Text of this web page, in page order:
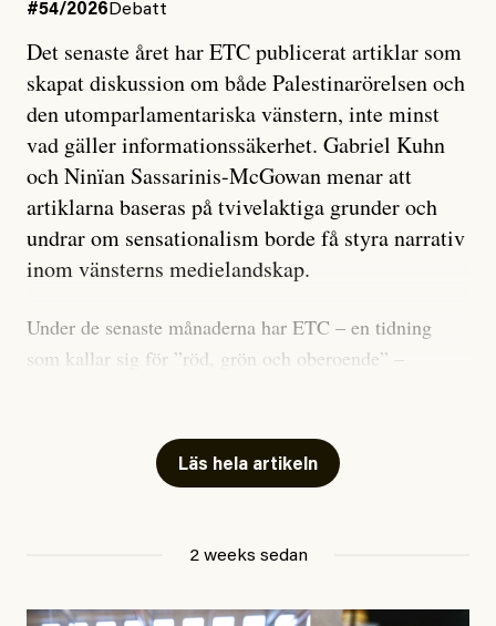
#54/2026 Debatt
Det senaste året har ETC publicerat artiklar som
skapat diskussion om både Palestinarörelsen och
den utomparlamentariska vänstern, inte minst
vad gäller informationssäkerhet. Gabriel Kuhn
och Ninïan Sassarinis-McGowan menar att
artiklarna baseras på tvivelaktiga grunder och
undrar om sensationalism borde få styra narrativ
inom vänsterns medielandskap.
Under de senaste månaderna har ETC – en tidning
som kallar sig för ”röd, grön och oberoende” –
skriver för? Vad betyder det att vara en ”röd, grön och
oberoende” tidning? Och vad är egentligen bra
Läs hela artikeln
2 weeks sedan